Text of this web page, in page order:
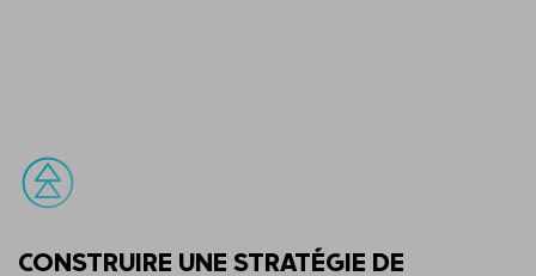
CONSTRUIRE UNE STRATÉGIE DE